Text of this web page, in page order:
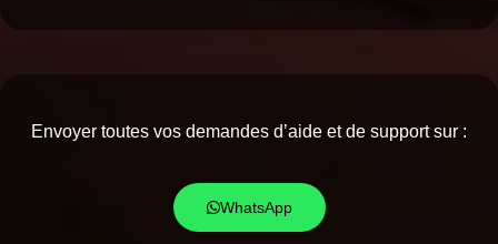
Envoyer toutes vos demandes d’aide et de support sur :
WhatsApp